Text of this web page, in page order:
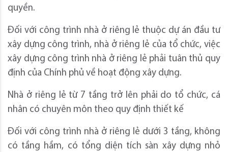
quyền.
Đối với công trình nhà ở riêng lẻ thuộc dự án đầu tư
xây dựng công trình, nhà ở riêng lẻ của tổ chức, việc
xây dựng công trình nhà ở riêng lẻ phải tuân thủ quy
định của Chính phủ về hoạt động xây dựng.
Nhà ở riêng lẻ từ 7 tầng trở lên phải do tổ chức, cá
nhân có chuyên môn theo quy định thiết kế
Đối với công trình nhà ở riêng lẻ dưới 3 tầng, không
có tầng hầm, có tổng diện tích sàn xây dựng nhỏ